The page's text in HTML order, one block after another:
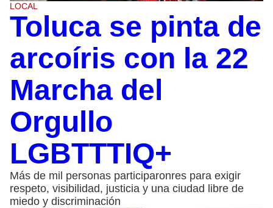
LOCAL
Toluca se pinta de
arcoíris con la 22
Marcha del
Orgullo
LGBTTTIQ+
Más de mil personas participaronres para exigir
respeto, visibilidad, justicia y una ciudad libre de
miedo y discriminación